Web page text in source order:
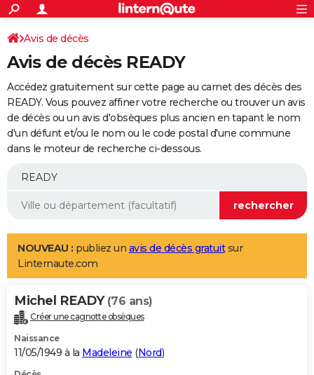
ACTUALITÉS
Politique
Société
Faits Divers
Education
Monde
Villes
+
SPORT
Coupe du monde 2026
Football
Tennis
Cyclisme
Rugby
Forum
Programme TV
TNT
Streaming
Cinéma
Sorties cinéma
Musique
+
FINANCE
Retraite
Impôts
Epargne
Immobilier
Risques naturels par ville
Banque
Assurance
Crédit
AUTO
Essais
Réserver un essai
Citadines
Berlines
SUV
Forum auto
+
Mobiles
Meilleur smartphone
Internet
Ordinateurs
Jeux vidéo
Guide high-tech
Aménagement intérieur
LIFESTYLE
Art de vivre
Bien-être
Loisirs
Mode
Modes de vie
Alimentation
Guide de la santé
Maladies
Médicaments
Sommeil
VOYAGE
Destinations
City break
Voyage nature
Voyage de noces
Forum
Climat
+PHOTO
GUIDES D'ACHAT
Avis de décès
Avis de décès READY
Accédez gratuitement sur cette page au carnet des décès des
READY. Vous pouvez affiner votre recherche ou trouver un avis
de décès ou un avis d'obsèques plus ancien en tapant le nom
d'un défunt et/ou le nom ou le code postal d'une commune
dans le moteur de recherche ci-dessous.
NOUVEAU : publiez un avis de décès gratuitsur
Linternaute.com
Michel READY (76 ans)
Créer une cagnotte obsèques
Naissance
11/05/1949 à la Madeleine (Nord)